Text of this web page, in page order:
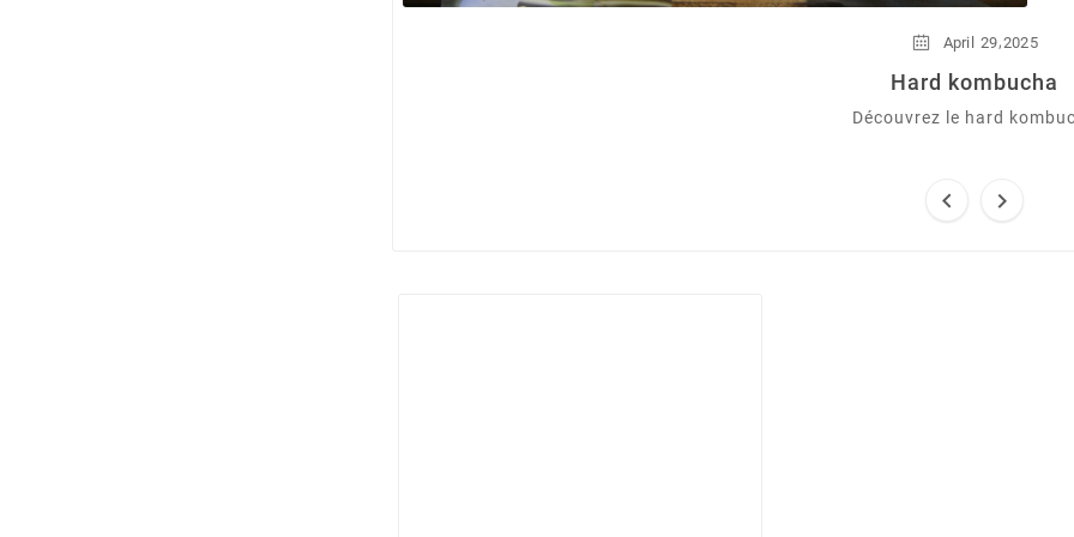
April 29,2025
Hard kombucha
Découvrez le hard
 